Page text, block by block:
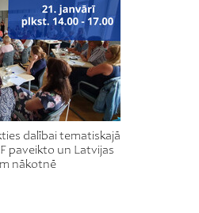
dalībai tematiskajā
paveikto un Latvijas
nākotnē